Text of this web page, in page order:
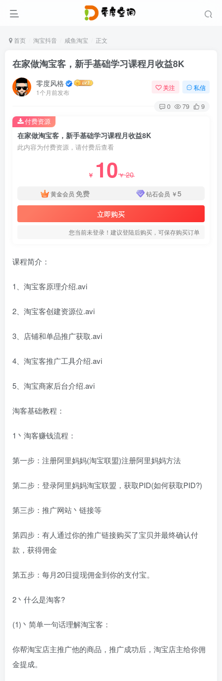
首页 淘宝抖音 咸鱼淘宝 正文
在家做淘宝客，新手基础学习课程月收益8K
零度风格
1个月前发布
关注 私信
0 79 9
在家做淘宝客，新手基础学习课程月收益8K
此内容为付费资源，请付费后查看
￥ 10￥20
黄金会员 免费 钻石会员 ￥5
立即购买
您当前未登录！建议登陆后购买，可保存购买订单
付费资源
课程简介：
1、淘宝客原理介绍.avi
2、淘宝客创建资源位.avi
3、店铺和单品推广获取.avi
4、淘宝客推广工具介绍.avi
5、淘宝商家后台介绍.avi
淘客基础教程：
1丶淘客赚钱流程：
第一步：注册阿里妈妈(淘宝联盟)注册阿里妈妈方法
第二步：登录阿里妈妈淘宝联盟，获取PID(如何获取PID?)
第三步：推广网站丶链接等
第四步：有人通过你的推广链接购买了宝贝并最终确认付
款，获得佣金
第五步：每月20日提现佣金到你的支付宝。
2丶什么是淘客?
(1)丶简单一句话理解淘宝客：
你帮淘宝店主推广他的商品，推广成功后，淘宝店主给你佣
金提成。